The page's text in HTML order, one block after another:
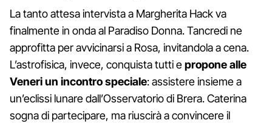
La tanto attesa intervista a Margherita Hack va
finalmente in onda al Paradiso Donna. Tancredi ne
approfitta per avvicinarsi a Rosa, invitandola a cena.
L’astrofisica, invece, conquista tutti epropone alle
Veneri un incontro speciale: assistere insieme a
un’eclissi lunare dall’Osservatorio di Brera. Caterina
sogna di partecipare, ma riuscirà a convincere il